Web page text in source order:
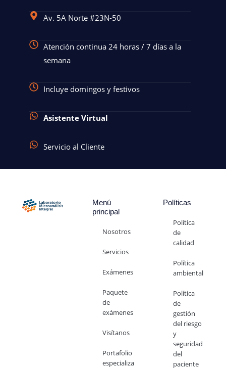
Av. 5A Norte #23N-50
Atención continua 24 horas / 7 días a la
semana
Incluye domingos y festivos
Asistente Virtual
Servicio al Cliente
Menú
principal
Nosotros
Servicios
Exámenes
Paquete
de
exámenes
Visítanos
Portafolio
especializado
Políticas
Política
de
calidad
Política
ambiental
Política
de
gestión
del riesgo
y
seguridad
del
paciente